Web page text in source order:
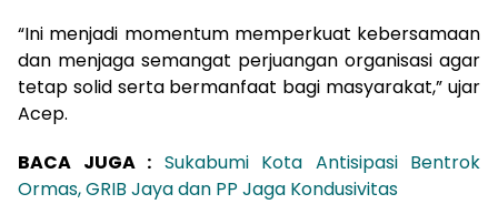
“Ini menjadi momentum memperkuat kebersamaan
dan menjaga semangat perjuangan organisasi agar
tetap solid serta bermanfaat bagi masyarakat,” ujar
Acep.
BACA JUGA : Sukabumi Kota Antisipasi Bentrok
Ormas, GRIB Jaya dan PP Jaga Kondusivitas